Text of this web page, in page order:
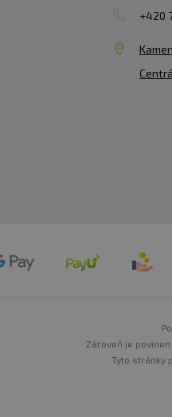
+420
Zároveň je
Tyto stránky